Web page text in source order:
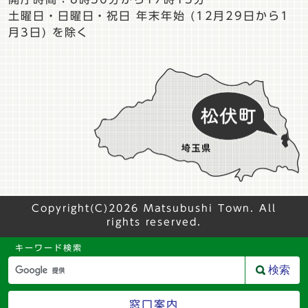
土曜日・日曜日・祝日 年末年始 (12月29日から1
月3日) を除く
Copyright(C)2026 Matsubushi Town. All
rights reserved.
キーワード検索
検索
窓口案内